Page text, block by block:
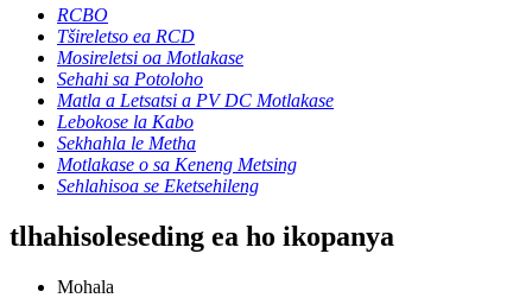
RCBO
Tšireletso ea RCD
Mosireletsi oa Motlakase
Sehahi sa Potoloho
Matla a Letsatsi a PV DC Motlakase
Lebokose la Kabo
Sekhahla le Metha
Motlakase o sa Keneng Metsing
Sehlahisoa se Eketsehileng
tlhahisoleseding ea ho ikopanya
Mohala